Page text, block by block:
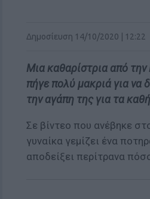
Δημοσίευση 14/10/2020 | 12:22
Μια καθαρίστρια από
πήγε πολύ μακριά για να
την αγάπη της για τα
Σε βίντεο που ανέβηκε
γυναίκα γεμίζει ένα
αποδείξει περίτρανα